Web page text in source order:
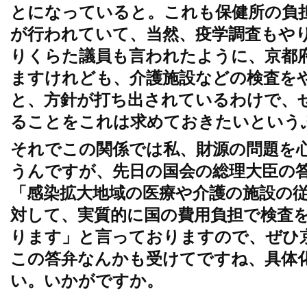
とになっていると。これも保健所の負
が行われていて、当然、疫学調査もや
りくらた議員も言われたように、京都
ますけれども、介護施設などの検査を
と、方針が打ち出されているわけで、
ることをこれは求めておきたいという
それでこの関係では私、財源の問題を
うんですが、先日の国会の総理大臣の
「感染拡大地域の医療や介護の施設の
対して、実質的に国の費用負担で検査
ります」と言っておりますので、ぜひ
この答弁なんかも受けてですね、具体
い。いかがですか。